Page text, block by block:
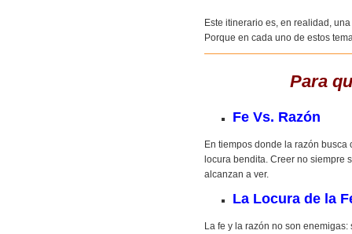
Este itinerario es, en realidad,
Porque en cada uno de estos
Para
Fe Vs. Razón
En tiempos donde la razón busca
locura bendita. Creer no siempre
alcanzan a ver.
La Locura de la
La fe y la razón no son